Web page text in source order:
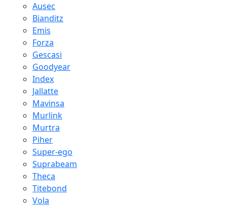
Ausec
Bianditz
Emis
Forza
Gescasi
Goodyear
Index
Jallatte
Mavinsa
Murlink
Murtra
Piher
Super-ego
Suprabeam
Theca
Titebond
Vola